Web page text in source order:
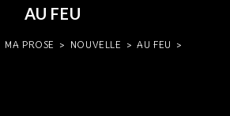
AU FEU
MA PROSE > NOUVELLE > AU FEU >